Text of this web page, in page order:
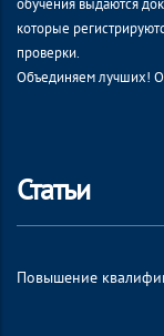
которые
проверки.
Объединяем лучших!
Статьи
Повышение